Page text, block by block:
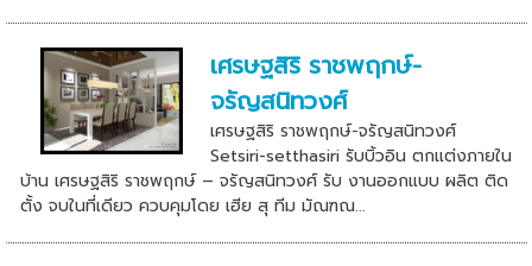
เศรษฐสิริ ราชพฤกษ์-
จรัญสนิทวงศ์
เศรษฐสิริ ราชพฤกษ์-จรัญสนิทวงศ์
Setsiri-setthasiri รับบิ้วอิน ตกแต่งภายใน
บ้าน เศรษฐสิริ ราชพฤกษ์ – จรัญสนิทวงศ์ รับ งานออกแบบ ผลิต ติด
ตั้ง จบในที่เดียว ควบคุมโดย เฮีย สุ ทีม มัณฑณ...